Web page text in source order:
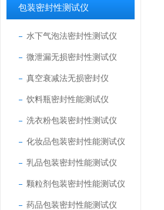
包装密封性测试仪
水下气泡法密封性测试仪
微泄漏无损密封性测试仪
真空衰减法无损密封仪
饮料瓶密封性能测试仪
洗衣粉包装密封性测试仪
化妆品包装密封性能测试仪
乳品包装密封性能测试仪
颗粒剂包装密封性能测试仪
药品包装密封性能测试仪